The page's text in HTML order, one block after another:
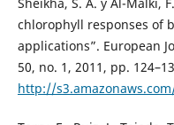
Sheikha, S. A. y Al-Malki,
chlorophyll responses of
applications”. European
50, no. 1, 2011, pp.
http://